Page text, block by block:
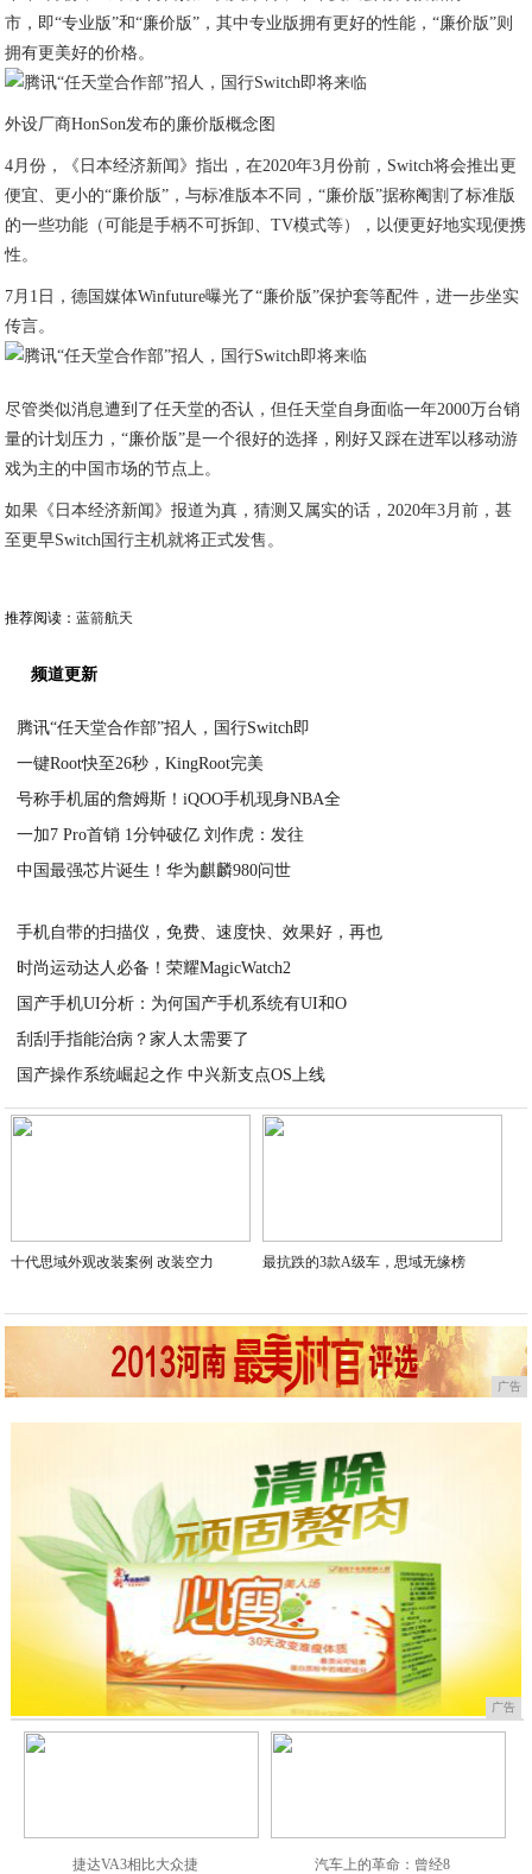
市，即“专业版”和“廉价版”，其中专业版拥有更好的性能，“廉价版”则
拥有更美好的价格。
外设厂商HonSon发布的廉价版概念图
4月份，《日本经济新闻》指出，在2020年3月份前，Switch将会推出更
便宜、更小的“廉价版”，与标准版本不同，“廉价版”据称阉割了标准版
的一些功能（可能是手柄不可拆卸、TV模式等），以便更好地实现便携
性。
7月1日，德国媒体Winfuture曝光了“廉价版”保护套等配件，进一步坐实
传言。
尽管类似消息遭到了任天堂的否认，但任天堂自身面临一年2000万台销
量的计划压力，“廉价版”是一个很好的选择，刚好又踩在进军以移动游
戏为主的中国市场的节点上。
如果《日本经济新闻》报道为真，猜测又属实的话，2020年3月前，甚
至更早Switch国行主机就将正式发售。
推荐阅读：蓝箭航天
频道更新
腾讯“任天堂合作部”招人，国行Switch即
一键Root快至26秒，KingRoot完美
号称手机届的詹姆斯！iQOO手机现身NBA全
一加7 Pro首销 1分钟破亿 刘作虎：发往
中国最强芯片诞生！华为麒麟980问世
手机自带的扫描仪，免费、速度快、效果好，再也
时尚运动达人必备！荣耀MagicWatch2
国产手机UI分析：为何国产手机系统有UI和O
刮刮手指能治病？家人太需要了
国产操作系统崛起之作 中兴新支点OS上线
2020-07-20
十代思域外观改装案例 改装空力 最抗跌的3款A级车，思域无缘榜
广告
广告
捷达VA3相比大众捷 汽车上的革命：曾经8